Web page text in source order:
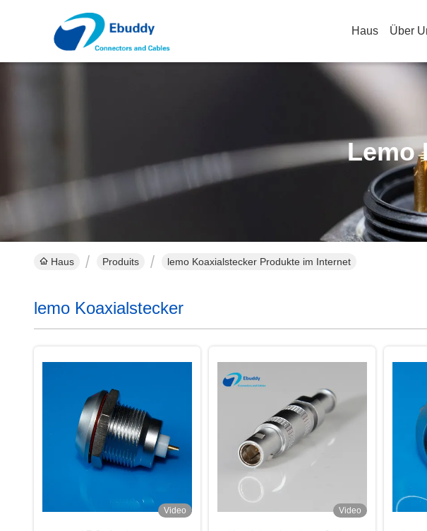
Haus Über
Lemo
Haus Produits lemo Koaxialstecker Produkte im Internet
lemo Koaxialstecker
Video Video